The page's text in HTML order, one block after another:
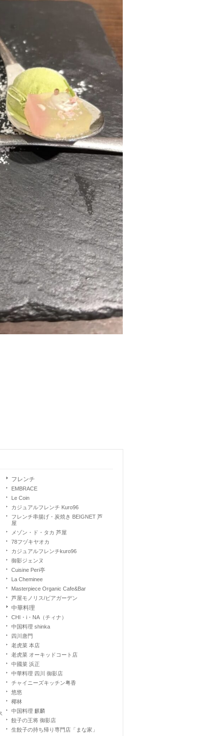
フレンチ
EMBRACE
Le Coin
カジュアルフレンチ Kuro96
フレンチ串揚げ・炭焼き BEIGNET 芦
屋
メゾン・ド・タカ 芦屋
78フヅキヤオカ
カジュアルフレンチkuro96
御影ジェンヌ
Cuisine Peri亭
La Cheminee
Masterpiece Organic Cafe&Bar
芦屋モノリス/ビアガーデン
中華料理
CHI・i・NA（チィナ）
中国料理 shinka
四川唐門
老虎菜 本店
老虎菜 オーキッドコート店
中國菜 浜正
中華料理 四川 御影店
チャイニーズキッチン粤香
悠悠
椰林
中国料理 麒麟
餃子の王将 御影店
生餃子の持ち帰り専門店「まな家」